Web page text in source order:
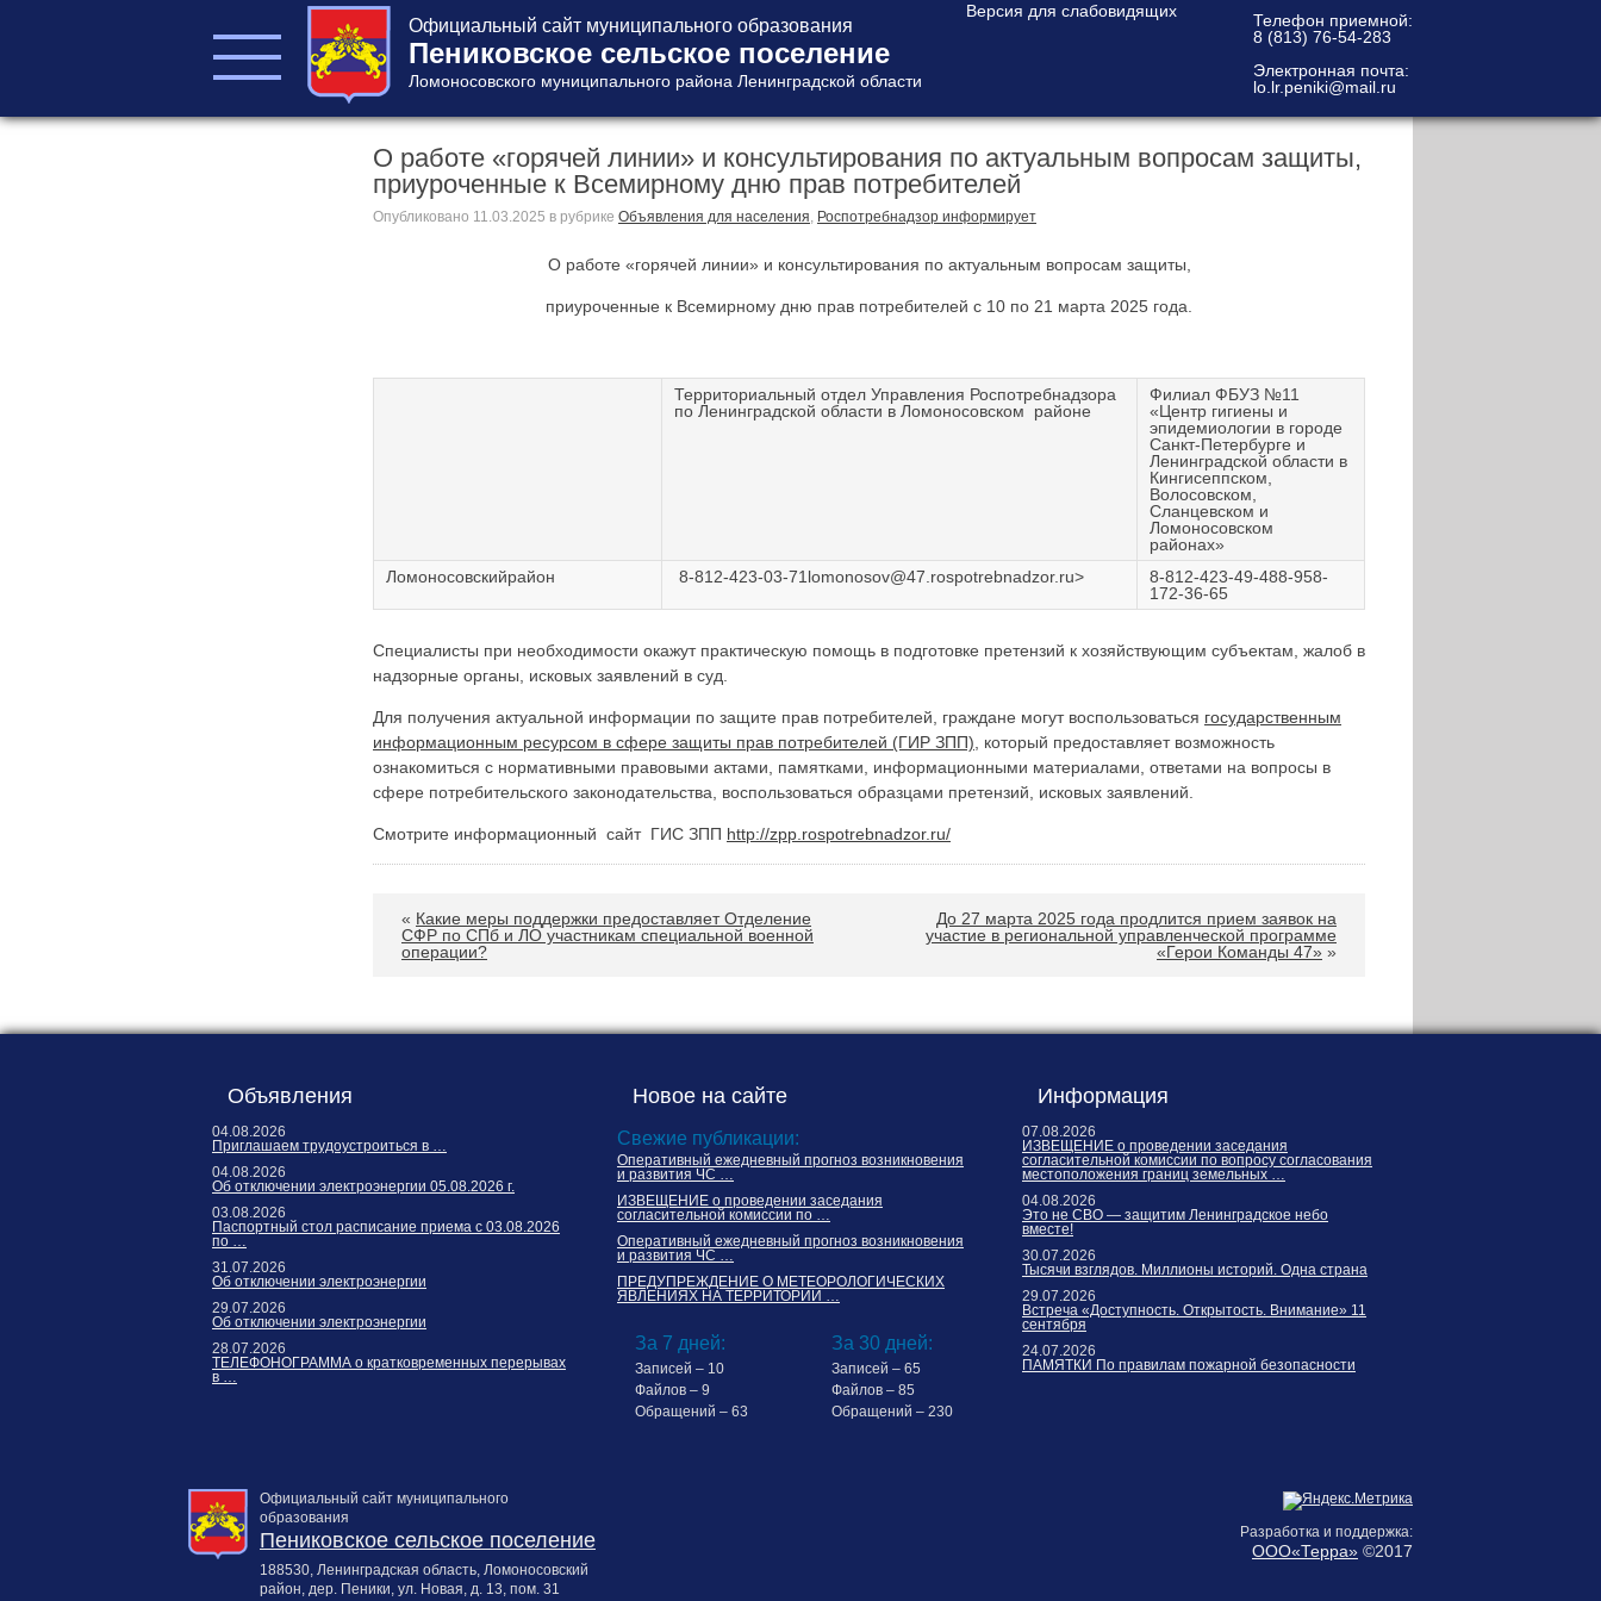
Официальный сайт муниципального образования
Пениковское сельское поселение
Ломоносовского муниципального района Ленинградской области
Телефон приемной:
8 (813) 76-54-283
Электронная почта:
lo.lr.peniki@mail.ru
О работе «горячей линии» и консультирования по актуальным вопросам защиты,
приуроченные к Всемирному дню прав потребителей
Опубликовано 11.03.2025 в рубрике Объявления для населения, Роспотребнадзор информирует
О работе «горячей линии» и консультирования по актуальным вопросам защиты,
приуроченные к Всемирному дню прав потребителей с 10 по 21 марта 2025 года.
Территориальный отдел Управления Роспотребнадзора
по Ленинградской области в Ломоносовском районе
Филиал ФБУЗ №11
«Центр гигиены и
эпидемиологии в городе
Санкт-Петербурге и
Ленинградской области в
Кингисеппском,
Волосовском,
Сланцевском и
Ломоносовском
районах»
Ломоносовскийрайон
8-812-423-03-71lomonosov@47.rospotrebnadzor.ru>
8-812-423-49-488-958-
172-36-65
Специалисты при необходимости окажут практическую помощь в подготовке претензий к хозяйствующим субъектам, жалоб в
надзорные органы, исковых заявлений в суд.
Для получения актуальной информации по защите прав потребителей, граждане могут воспользоваться государственным
информационным ресурсом в сфере защиты прав потребителей (ГИР ЗПП) , который предоставляет возможность
ознакомиться с нормативными правовыми актами, памятками, информационными материалами, ответами на вопросы в
сфере потребительского законодательства, воспользоваться образцами претензий, исковых заявлений.
Смотрите информационный сайт ГИС ЗПП http://zpp.rospotrebnadzor.ru/
« Какие меры поддержки предоставляет Отделение
СФР по СПб и ЛО участникам специальной военной
операции?
До 27 марта 2025 года продлится прием заявок на
участие в региональной управленческой программе
«Герои Команды 47» »
Объявления
04.08.2026
Приглашаем трудоустроиться в …
04.08.2026
Об отключении электроэнергии 05.08.2026 г.
03.08.2026
Паспортный стол расписание приема с 03.08.2026
по …
31.07.2026
Об отключении электроэнергии
29.07.2026
Об отключении электроэнергии
28.07.2026
ТЕЛЕФОНОГРАММА о кратковременных перерывах
в …
Новое на сайте
Свежие публикации:
Оперативный ежедневный прогноз возникновения
и развития ЧС …
ИЗВЕЩЕНИЕ о проведении заседания
согласительной комиссии по …
Оперативный ежедневный прогноз возникновения
и развития ЧС …
ПРЕДУПРЕЖДЕНИЕ О МЕТЕОРОЛОГИЧЕСКИХ
ЯВЛЕНИЯХ НА ТЕРРИТОРИИ …
За 7 дней:
Записей – 10
Файлов – 9
Обращений – 63
За 30 дней:
Записей – 65
Файлов – 85
Обращений – 230
Информация
07.08.2026
ИЗВЕЩЕНИЕ о проведении заседания
согласительной комиссии по вопросу согласования
местоположения границ земельных …
04.08.2026
Это не СВО — защитим Ленинградское небо
вместе!
30.07.2026
Тысячи взглядов. Миллионы историй. Одна страна
29.07.2026
Встреча «Доступность. Открытость. Внимание» 11
сентября
24.07.2026
ПАМЯТКИ По правилам пожарной безопасности
Официальный сайт муниципального
образования
Пениковское сельское поселение
188530, Ленинградская область, Ломоносовский
район, дер. Пеники, ул. Новая, д. 13, пом. 31
Разработка и поддержка:
ООО«Терра» ©2017